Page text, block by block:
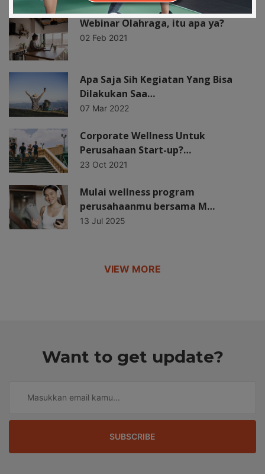
Webinar Olahraga, itu apa ya?
02 Feb 2021
Apa Saja Sih Kegiatan Yang Bisa
Dilakukan Saa…
07 Mar 2022
Corporate Wellness Untuk
Perusahaan Start-up?…
23 Oct 2021
Mulai wellness program
perusahaanmu bersama M…
13 Jul 2025
VIEW MORE
Want to get update?
SUBSCRIBE